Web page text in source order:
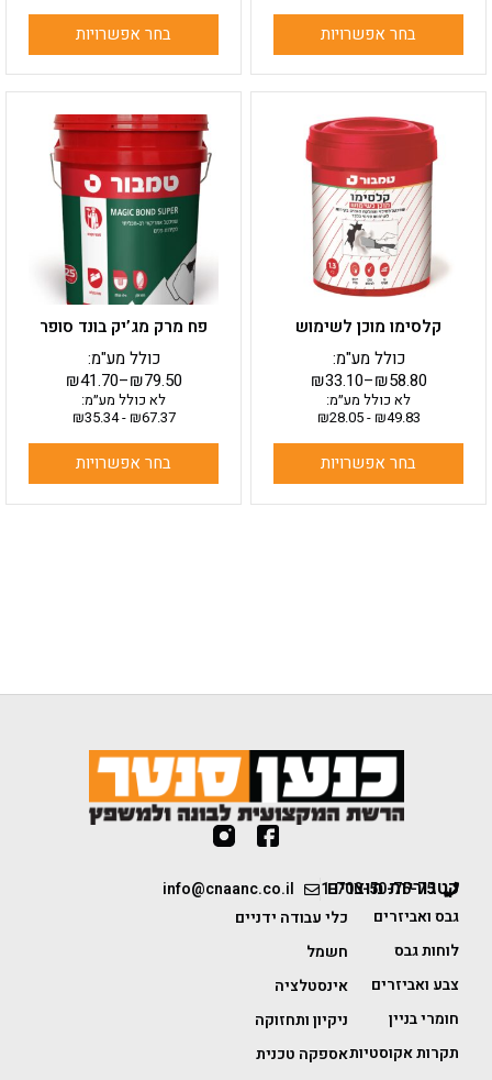
בחר אפשרויות בחר אפשרויות
קלסימו מוכן לשימוש
₪33.10–₪58.80
כולל מע"מ:
לא כולל מע״מ:
₪49.83
-
₪28.05
בחר אפשרויות
זה
מספר
סוגים.
ניתן
לבחור
את
האפשרויות
המוצר
פח מרק מג’יק בונד סופר
₪41.70–₪79.50
כולל מע"מ:
לא כולל מע״מ:
₪67.37
-
₪35.34
בחר אפשרויות
זה
יש
מספר
סוגים.
ניתן
לבחור
את
האפשרויות
בעמוד
המוצר
1-700-50-75-75
info@cnaanc.co.il קטגוריות מוצרים
גבס ואביזרים
לוחות גבס
צבע ואביזרים
חומרי בניין
תקרות אקוסטיות
כלי עבודה ידניים
חשמל
אינסטלציה
ניקיון ותחזוקה
אספקה טכנית